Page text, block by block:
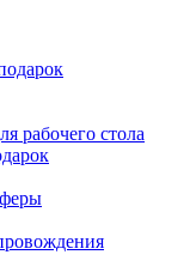
рабочего стола